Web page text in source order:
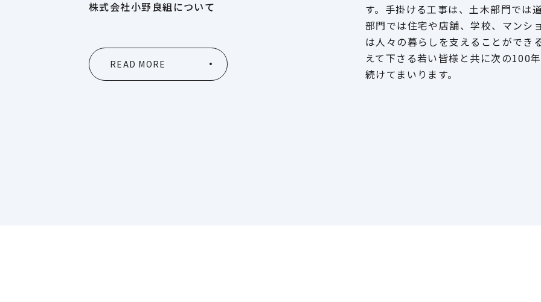
株式会社小野良組について
READ MORE
す。手掛ける工事は、土木部門では
部門では住宅や店舗、学校、マンシ
は人々の暮らしを支えることができ
えて下さる若い皆様と共に次の100
続けてまいります。